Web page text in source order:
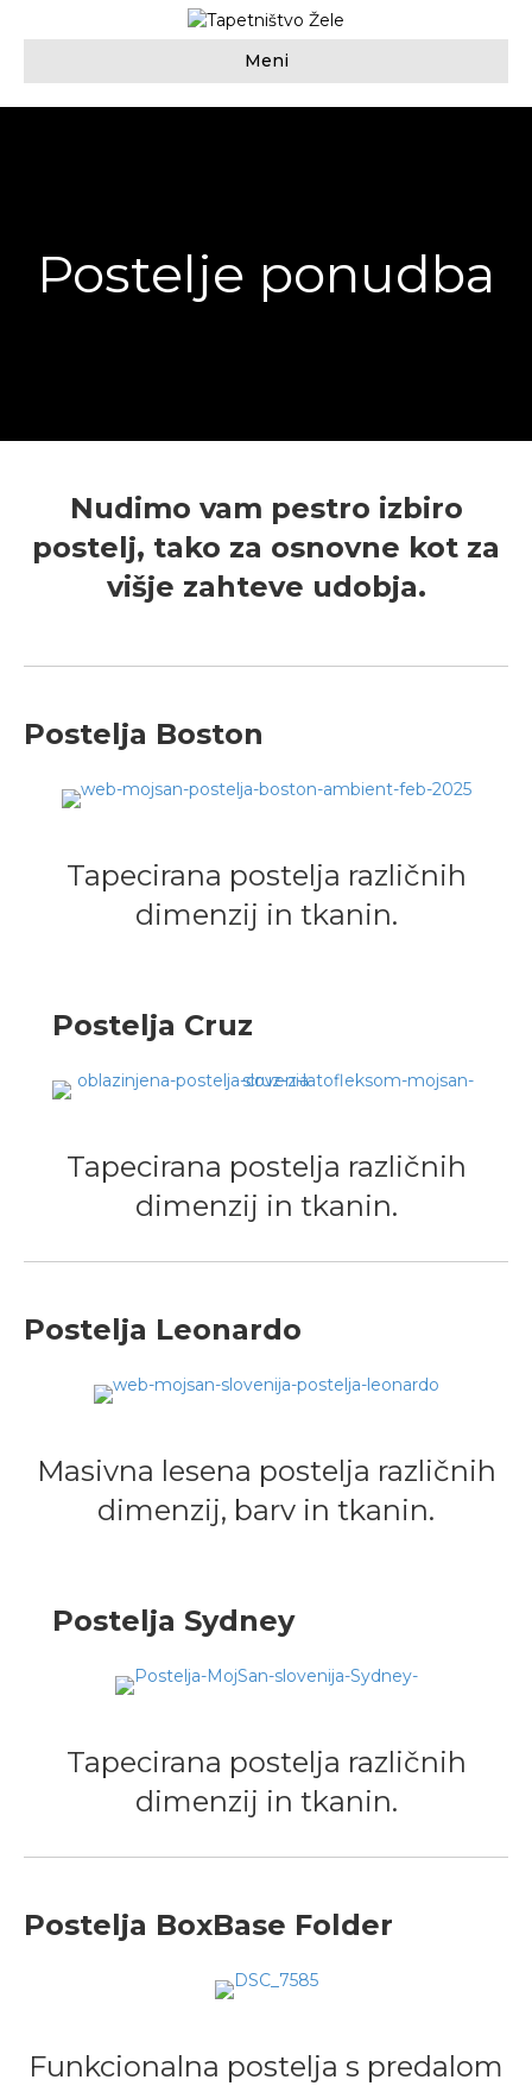
Meni
Postelje ponudba
Nudimo vam pestro izbiro
postelj, tako za osnovne kot za
višje zahteve udobja.
Postelja Boston
Tapecirana postelja različnih
dimenzij in tkanin.
Postelja Cruz
Tapecirana postelja različnih
dimenzij in tkanin.
Postelja Leonardo
Masivna lesena postelja različnih
dimenzij, barv in tkanin.
Postelja Sydney
Tapecirana postelja različnih
dimenzij in tkanin.
Postelja BoxBase Folder
Funkcionalna postelja s predalom